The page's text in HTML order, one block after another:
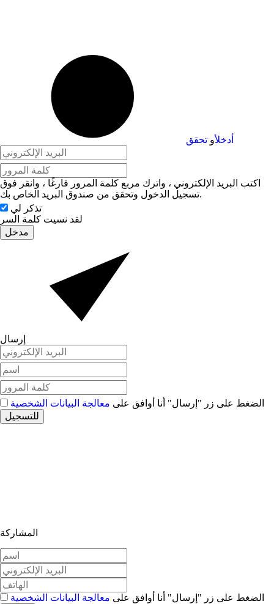
أدخلأو تحقق
اكتب البريد الإلكتروني ، واترك مربع كلمة المرور فارغًا ، وانقر فوق
تسجيل الدخول وتحقق من صندوق البريد الخاص بك.
تذكر لي
لقد نسيت كلمة السر
مدخل
إرسال
الضغط على زر "إرسال" أنا أوافق على معالجة البيانات الشخصية
للتسجيل
المشاركة
الضغط على زر "إرسال" أنا أوافق على معالجة البيانات الشخصية